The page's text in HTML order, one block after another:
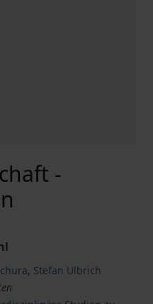
-
, Stefan Ulbrich